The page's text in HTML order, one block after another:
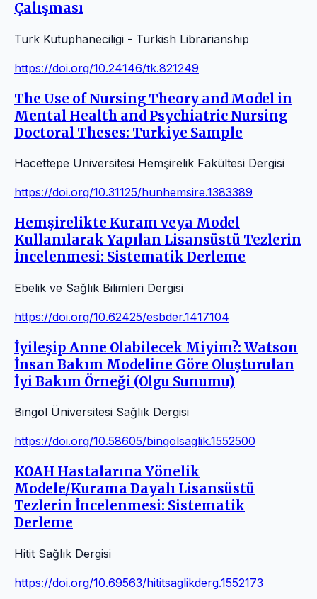
Çalışması
Turk Kutuphaneciligi - Turkish Librarianship
https://doi.org/10.24146/tk.821249
The Use of Nursing Theory and Model in
Mental Health and Psychiatric Nursing
Doctoral Theses: Turkiye Sample
Hacettepe Üniversitesi Hemşirelik Fakültesi Dergisi
https://doi.org/10.31125/hunhemsire.1383389
Hemşirelikte Kuram veya Model
Kullanılarak Yapılan Lisansüstü Tezlerin
İncelenmesi: Sistematik Derleme
Ebelik ve Sağlık Bilimleri Dergisi
https://doi.org/10.62425/esbder.1417104
İyileşip Anne Olabilecek Miyim?: Watson
İnsan Bakım Modeline Göre Oluşturulan
İyi Bakım Örneği (Olgu Sunumu)
Bingöl Üniversitesi Sağlık Dergisi
https://doi.org/10.58605/bingolsaglik.1552500
KOAH Hastalarına Yönelik
Modele/Kurama Dayalı Lisansüstü
Tezlerin İncelenmesi: Sistematik
Derleme
Hitit Sağlık Dergisi
https://doi.org/10.69563/hititsaglikderg.1552173